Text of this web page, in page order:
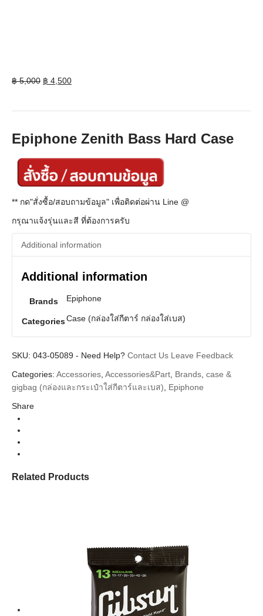
฿5,000 Original
฿ 4,500Current
Epiphone Zenith Bass Hard Case
** กด"สั่งซื้อ/สอบถามข้อมูล" เพื่อติดต่อผ่าน Line @
กรุณาแจ้งรุ่นและสี ที่ต้องการครับ
Additional information
Additional information
Brands Epiphone
CategoriesCase (กล่องใส่กีตาร์ กล่องใส่เบส)
SKU: 043-05089 - Need Help? Contact Us Leave Feedback
Categories: Accessories, Accessories&Part, Brands, case &
gigbag (กล่องและกระเป๋าใส่กีตาร์และเบส), Epiphone
Share
Related Products